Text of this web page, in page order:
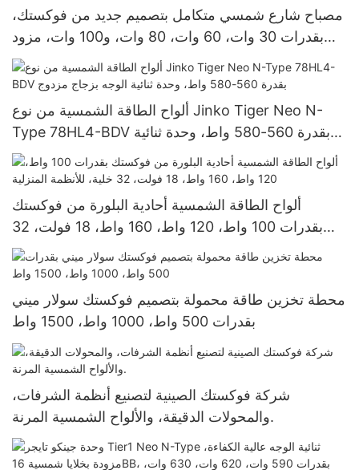
مصباح شارع شمسي متكامل بتصميم جديد من فوكستك،
بقدرات 30 وات، 60 وات، 80 وات، و100 وات، مزود
ألواح الطاقة الشمسية من نوع Jinko Tiger Neo N-
Type 78HL4-BDV بقدرة 560-580 واط، وحدة ثنائية
الوجه بزجاج مزدوج
ألواح الطاقة الشمسية أحادية البلورة من فوكستك
بقدرات 100 واط، 120 واط، 160 واط، 18 فولت، 32
خلية، للأنظمة المنزلية
محطة تخزين طاقة محمولة بتصميم فوكستك سولار ميني
بقدرات 500 واط، 1000 واط، 1500 واط
شركة فوكستك الصينية لتصنيع أنظمة الشرفات،
والمحولات الدقيقة، والألواح الشمسية المرنة.